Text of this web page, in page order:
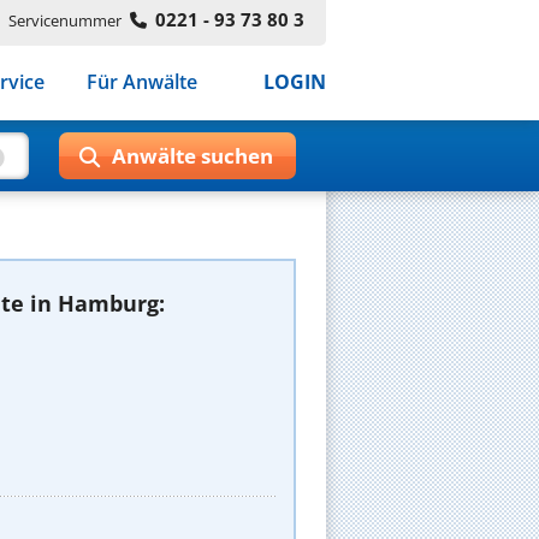
Servicenummer 0221 - 93 73 80 3
Für Anwälte LOGIN
in Hamburg: